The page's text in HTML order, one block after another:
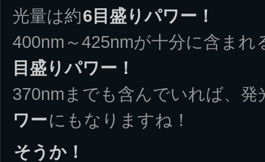
光量は約6目盛りパワー！
400nm～425nmが十分に含まれ
目盛りパワー！
370nmまでも含んでいれば、発
ワーにもなりますね！
そうか！